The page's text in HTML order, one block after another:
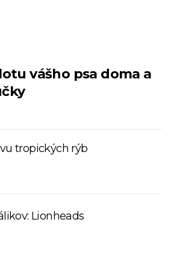
vášho psa doma a
tropických rýb
Lionheads